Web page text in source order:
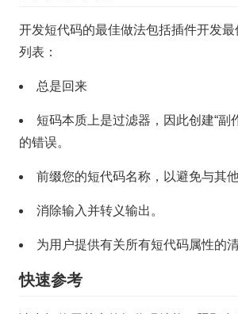
开发短代码的最佳做法包括插件开发
列表：
总是回来
短码本质上是过滤器，因此创建“副
的错误。
前缀您的短代码名称，以避免与其
消除输入并转义输出。
为用户提供有关所有短代码属性的清
快速参考